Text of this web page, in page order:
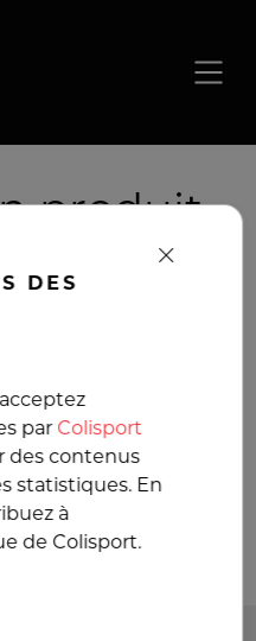
DES
par Colisport
des contenus
statistiques. En
à
de Colisport.
produit
sur
produit
sur